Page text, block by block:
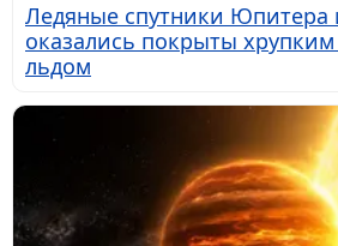
Ледяные спутники Юпитера
оказались покрыты
льдом